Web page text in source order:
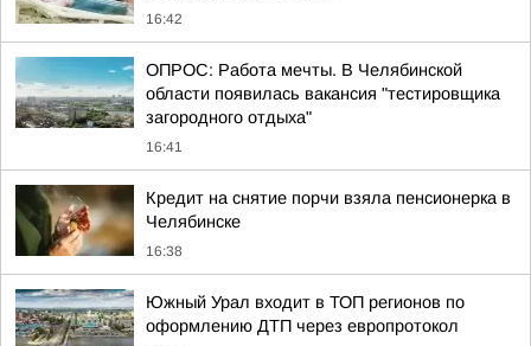
16:42
ОПРОС: Работа мечты. В Челябинской
области появилась вакансия "тестировщика
загородного отдыха"
16:41
Кредит на снятие порчи взяла пенсионерка в
Челябинске
16:38
Южный Урал входит в ТОП регионов по
оформлению ДТП через европротокол